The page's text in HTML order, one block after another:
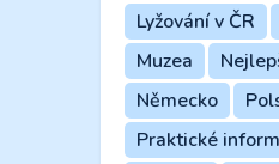
Lyžování v ČR
Muzea
Německo
Praktické